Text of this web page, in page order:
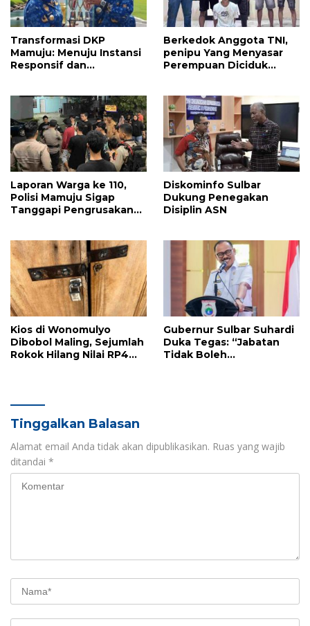
Transformasi DKP
Mamuju: Menuju Instansi
Responsif dan
Keren”
Berkedok Anggota TNI,
penipu Yang Menyasar
Perempuan Diciduk
Laporan Warga ke 110,
Polisi Mamuju Sigap
Tanggapi Pengrusakan
Diskominfo Sulbar
Dukung Penegakan
Disiplin ASN
Kios di Wonomulyo
Dibobol Maling, Sejumlah
Rokok Hilang Nilai RP4
Gubernur Sulbar Suhardi
Duka Tegas: “Jabatan
Tidak Boleh
Tinggalkan Balasan
Alamat email Anda tidak akan dipublikasikan. Ruas yang wajib
ditandai *